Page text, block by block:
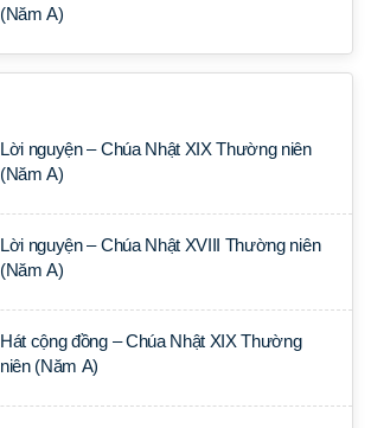
(Năm A)
Lời nguyện – Chúa Nhật XIX Thường niên
(Năm A)
Lời nguyện – Chúa Nhật XVIII Thường niên
(Năm A)
Hát cộng đồng – Chúa Nhật XIX Thường
niên (Năm A)